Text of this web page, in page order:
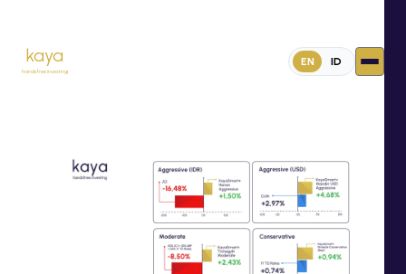
kaya
handsfree investing
EN ID